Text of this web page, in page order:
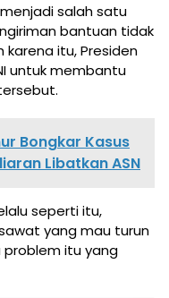
salah satu
bantuan tidak
itu, Presiden
untuk membantu
Bongkar Kasus
Libatkan ASN
seperti itu,
yang mau turun
problem itu yang